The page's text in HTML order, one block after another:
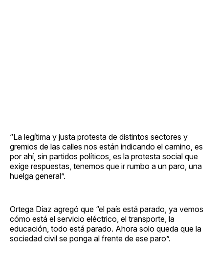
“La legítima y justa protesta de distintos sectores y
gremios de las calles nos están indicando el camino, es
por ahí, sin partidos políticos, es la protesta social que
exige respuestas, tenemos que ir rumbo a un paro, una
huelga general”.
Ortega Díaz agregó que “el país está parado, ya vemos
cómo está el servicio eléctrico, el transporte, la
educación, todo está parado. Ahora solo queda que la
sociedad civil se ponga al frente de ese paro”.